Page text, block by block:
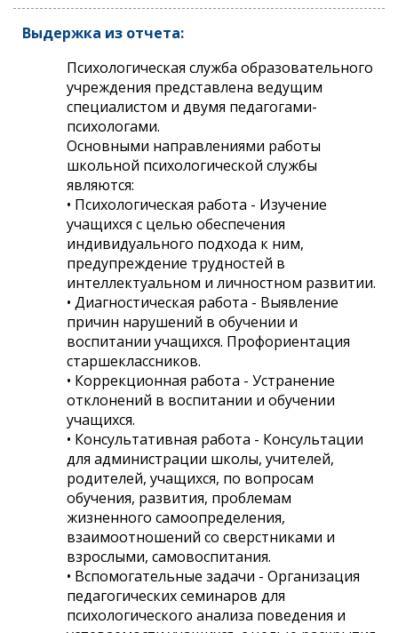
Выдержка из отчета:
Психологическая служба образовательного
учреждения представлена ведущим
специалистом и двумя педагогами-
психологами.
Основными направлениями работы
школьной психологической службы
являются:
• Психологическая работа - Изучение
учащихся с целью обеспечения
индивидуального подхода к ним,
предупреждение трудностей в
интеллектуальном и личностном развитии.
• Диагностическая работа - Выявление
причин нарушений в обучении и
воспитании учащихся. Профориентация
старшеклассников.
• Коррекционная работа - Устранение
отклонений в воспитании и обучении
учащихся.
• Консультативная работа - Консультации
для администрации школы, учителей,
родителей, учащихся, по вопросам
обучения, развития, проблемам
жизненного самоопределения,
взаимоотношений со сверстниками и
взрослыми, самовоспитания.
• Вспомогательные задачи - Организация
педагогических семинаров для
психологического анализа поведения и